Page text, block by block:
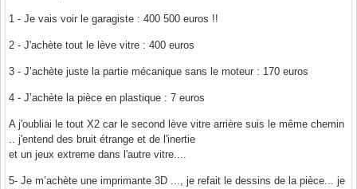
1 - Je vais voir le garagiste : 400 500 euros !!
2 - J'achète tout le lève vitre : 400 euros
3 - J’achète juste la partie mécanique sans le moteur : 170 euros
4 - J’achète la pièce en plastique : 7 euros
A j'oubliai le tout X2 car le second lève vitre arrière suis le même chemin
.. j'entend des bruit étrange et de l'inertie
et un jeux extreme dans l'autre vitre....
5- Je m’achète une imprimante 3D ..., je refait le dessins de la pièce... je